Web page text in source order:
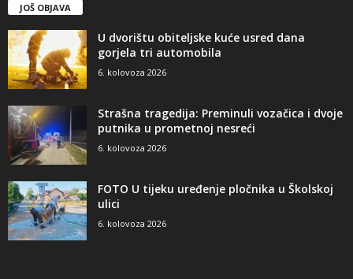
JOŠ OBJAVA
U dvorištu obiteljske kuće usred dana
gorjela tri automobila
6. kolovoza 2026
Strašna tragedija: Preminuli vozačica i dvoje
putnika u prometnoj nesreći
6. kolovoza 2026
FOTO U tijeku uređenje pločnika u Školskoj
ulici
6. kolovoza 2026